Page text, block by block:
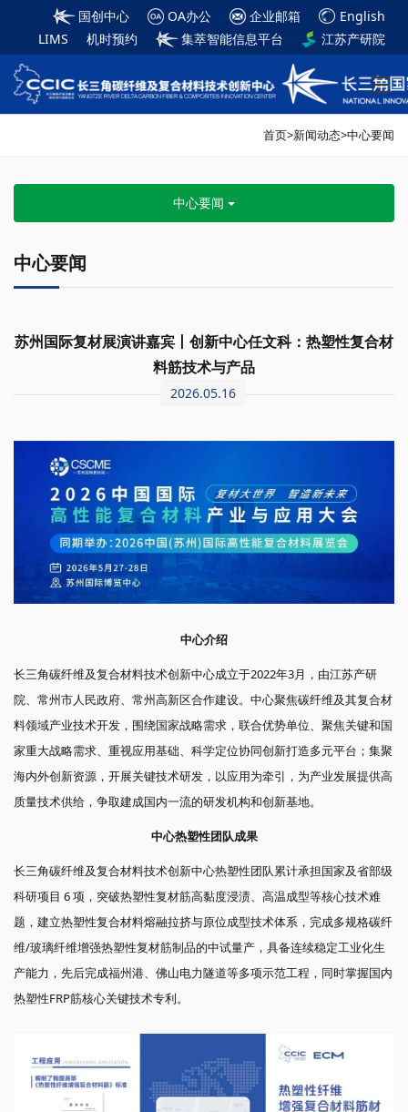
English
企业邮箱
OA办公
国创中心
江苏产研院
集萃智能信息平台
机时预约
LIMS
首页>新闻动态>中心要闻
中心要闻
中心要闻
苏州国际复材展演讲嘉宾丨创新中心任文科：热塑性复合材
料筋技术与产品
2026.05.16
中心介绍
长三角碳纤维及复合材料技术创新中心成立于2022年3月，由江苏产研
院、常州市人民政府、常州高新区合作建设。中心聚焦碳纤维及其复合材
料领域产业技术开发，围绕国家战略需求，联合优势单位、聚焦关键和国
家重大战略需求、重视应用基础、科学定位协同创新打造多元平台；集聚
海内外创新资源，开展关键技术研发，以应用为牵引，为产业发展提供高
质量技术供给，争取建成国内一流的研发机构和创新基地。
中心热塑性团队成果
长三角碳纤维及复合材料技术创新中心热塑性团队累计承担国家及省部级
科研项目 6 项，突破热塑性复材筋高黏度浸渍、高温成型等核心技术难
题，建立热塑性复合材料熔融拉挤与原位成型技术体系，完成多规格碳纤
维/玻璃纤维增强热塑性复材筋制品的中试量产，具备连续稳定工业化生
产能力，先后完成福州港、佛山电力隧道等多项示范工程，同时掌握国内
热塑性FRP筋核心关键技术专利。